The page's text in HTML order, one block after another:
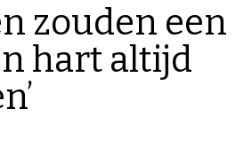
zouden een
hart altijd